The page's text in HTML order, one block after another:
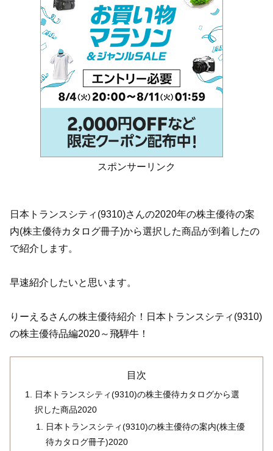
スポンサーリンク
日本トランスシティ(9310)さんの2020年の株主優待の案
内(株主優待カタログ冊子)から選択した商品が到着したの
で紹介します。
早速紹介したいと思います。
りーえるさんの株主優待紹介！日本トランスシティ(9310)
の株主優待品編2020～飛騨牛！
目次
日本トランスシティ(9310)の株主優待カタログから選
択した商品2020
日本トランスシティ(9310)の株主優待の案内(株主優
待カタログ冊子)2020